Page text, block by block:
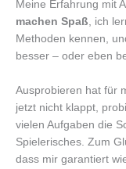
Meine Erfahrung mit
machen Spaß , ich
Methoden kennen,
besser – oder eben
Ausprobieren hat für
jetzt nicht klappt,
vielen Aufgaben die
Spielerisches. Zum
dass mir garantiert